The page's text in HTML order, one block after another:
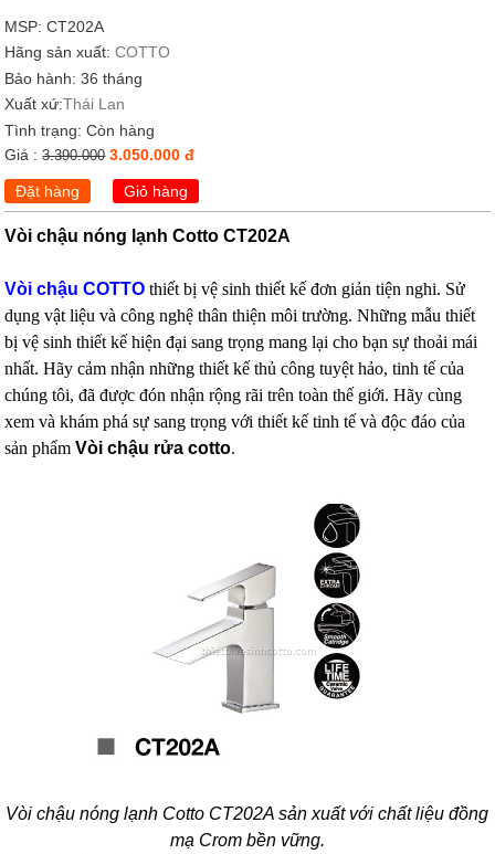
MSP: CT202A
Hãng sản xuất:COTTO
Bảo hành: 36 tháng
Xuất xứ:Thái Lan
Tình trạng: Còn hàng
Giá :3.390.000 3.050.000 đ
Đặt hàng Giỏ hàng
Vòi chậu nóng lạnh Cotto CT202A
Vòi chậu COTTO thiết bị vệ sinh thiết kế đơn giản tiện nghi. Sử
dụng vật liệu và công nghệ thân thiện môi trường. Những mẫu thiết
bị vệ sinh thiết kế hiện đại sang trọng mang lại cho bạn sự thoải mái
nhất. Hãy cảm nhận những thiết kế thủ công tuyệt hảo, tinh tế của
chúng tôi, đã được đón nhận rộng rãi trên toàn thế giới. Hãy cùng
xem và khám phá sự sang trọng với thiết kế tinh tế và độc đáo của
sản phẩmVòi chậu rửa cotto.
Vòi chậu nóng lạnh Cotto CT202A sản xuất với chất liệu đồng
mạ Crom bền vững.